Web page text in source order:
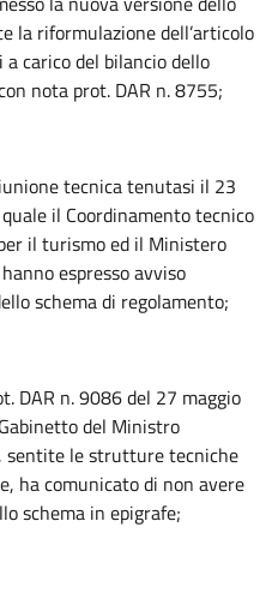
la riformulazione dell’articolo
carico del bilancio dello
nota prot. DAR n. 8755;
tecnica tenutasi il 23
il Coordinamento tecnico
il turismo ed il Ministero
espresso avviso
schema di regolamento;
DAR n. 9086 del 27 maggio
del Ministro
sentite le strutture tecniche
ha comunicato di non avere
schema in epigrafe;